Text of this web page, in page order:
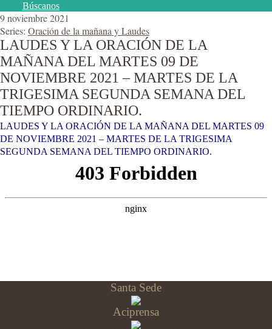
Búscanos
9 noviembre 2021
Series: Oración de la mañana y Laudes
LAUDES Y LA ORACIÓN DE LA
MAÑANA DEL MARTES 09 DE
NOVIEMBRE 2021 – MARTES DE LA
TRIGESIMA SEGUNDA SEMANA DEL
TIEMPO ORDINARIO.
LAUDES Y LA ORACIÓN DE LA MAÑANA DEL MARTES 09
DE NOVIEMBRE 2021 – MARTES DE LA TRIGESIMA
SEGUNDA SEMANA DEL TIEMPO ORDINARIO.
Santa Sede
Aciprensa